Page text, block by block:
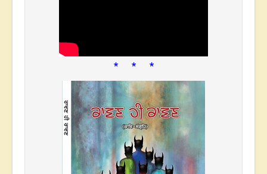
* * *